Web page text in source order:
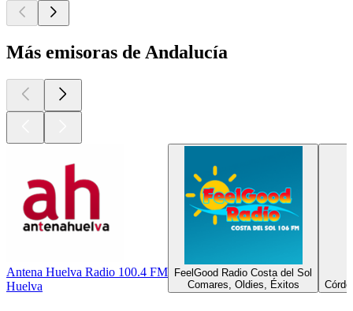
Más emisoras de Andalucía
Antena Huelva Radio 100.4 FM
Huelva
FeelGood Radio Costa del Sol
Comares, Oldies, Éxitos